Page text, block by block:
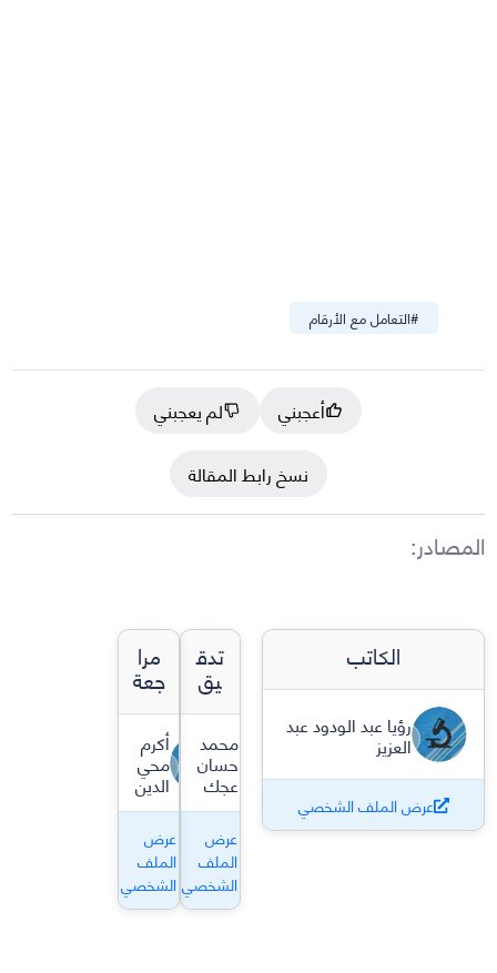
#التعامل مع الأرقام
أعجبني
لم يعجبني
نسخ رابط المقالة
المصادر:
الكاتب
رؤيا عبد الودود عبد
العزيز
عرض الملف الشخصي
تدق
يق
محمد
حسان
عجك
عرض
الملف
الشخصي
مرا
جعة
أكرم
محي
الدين
عرض
الملف
الشخصي